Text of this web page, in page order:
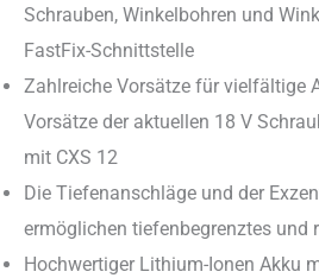
Schrauben, Winkelbohren und
FastFix-Schnittstelle
Zahlreiche Vorsätze für vielfältige
Vorsätze der aktuellen 18 V
mit CXS 12
Die Tiefenanschläge und der
ermöglichen tiefenbegrenztes und
Hochwertiger Lithium-Ionen Akku